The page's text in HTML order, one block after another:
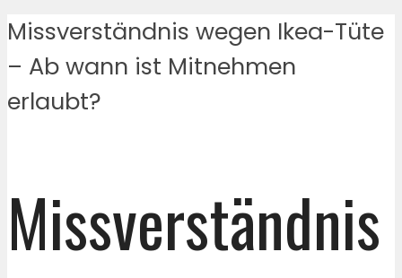
Missverständnis wegen Ikea-Tüte
– Ab wann ist Mitnehmen
erlaubt?
Missverständnis